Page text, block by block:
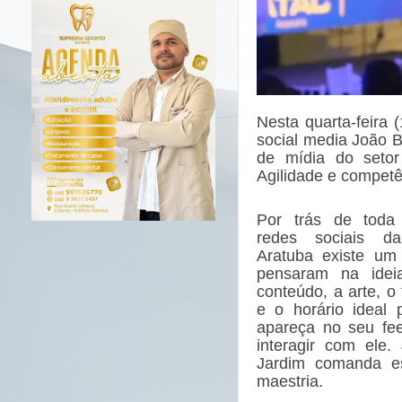
Nesta quarta-feira
social media João
de mídia do
Agilidade e
Por trás de toda
redes sociais
Aratuba existe
pensaram na
conteúdo, a arte, o
e o horário ideal
apareça no seu
interagir com ele.
Jardim comanda
maestria.